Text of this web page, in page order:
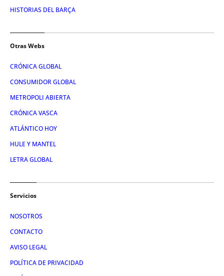
HISTORIAS DEL BARÇA
Otras Webs
CRÓNICA GLOBAL
CONSUMIDOR GLOBAL
METROPOLI ABIERTA
CRÓNICA VASCA
ATLÁNTICO HOY
HULE Y MANTEL
LETRA GLOBAL
Servicios
NOSOTROS
CONTACTO
AVISO LEGAL
POLÍTICA DE PRIVACIDAD